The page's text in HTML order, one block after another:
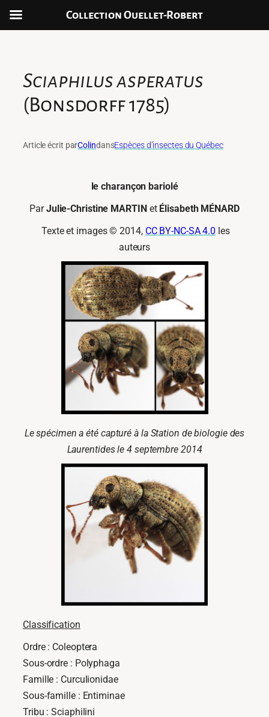
Sciaphilus asperatus
(Bonsdorff 1785)
Article écrit parColindansEspèces d’insectes du Québec
le charançon bariolé
ParJulie-Christine MARTINetÉlisabeth MÉNARD
Texte et images © 2014, CC BY-NC-SA 4.0 les
auteurs
Le spécimen a été capturé à la Station de biologie des
Laurentides le 4 septembre 2014
Classification
Ordre : Coleoptera
Sous-ordre : Polyphaga
Famille : Curculionidae
Sous-famille : Entiminae
Tribu : Sciaphilini
Collection Ouellet-Robert